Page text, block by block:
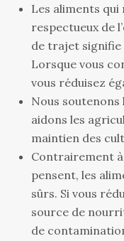
Les aliments qui
respectueux de
de trajet signifie
Lorsque vous
vous réduisez
Nous soutenons
aidons les
maintien des
Contrairement
pensent, les
sûrs. Si vous
source de
de